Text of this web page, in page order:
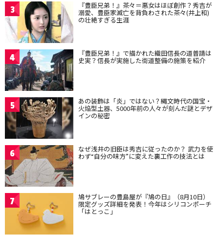
3 『豊臣兄弟！』茶々＝悪女はほぼ創作？秀吉が
溺愛、豊臣家滅亡を背負わされた茶々(井上和)
の壮絶すぎる生涯
4 『豊臣兄弟！』で描かれた織田信長の道普請は
史実？信長が実施した街道整備の施策を紹介
5 あの装飾は「炎」ではない？縄文時代の国宝・
火焔型土器、5000年前の人々が刻んだ謎とデザ
インの秘密
6 なぜ浅井の旧臣は秀吉に従ったのか？ 武力を使
わず“自分の味方”に変えた裏工作の技法とは
7 鳩サブレーの豊島屋が『鳩の日』（8月10日）
限定グッズ詳細を発表！今年はシリコンポーチ
「はとっこ」